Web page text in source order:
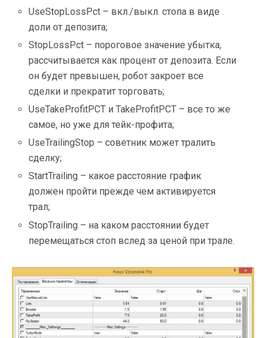
UseStopLossPct – вкл./выкл. стопа в виде
доли от депозита;
StopLossPct – пороговое значение убытка,
рассчитывается как процент от депозита. Если
он будет превышен, робот закроет все
сделки и прекратит торговать;
UseTakeProfitPCT и TakeProfitPCT – все то же
самое, но уже для тейк-профита;
UseTrailingStop – советник может тралить
сделку;
StartTrailing – какое расстояние график
должен пройти прежде чем активируется
трал;
StopTrailing – на каком расстоянии будет
перемещаться стоп вслед за ценой при трале.